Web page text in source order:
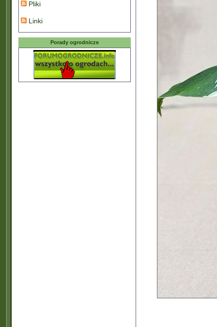
Pliki
Linki
Porady ogrodnicze